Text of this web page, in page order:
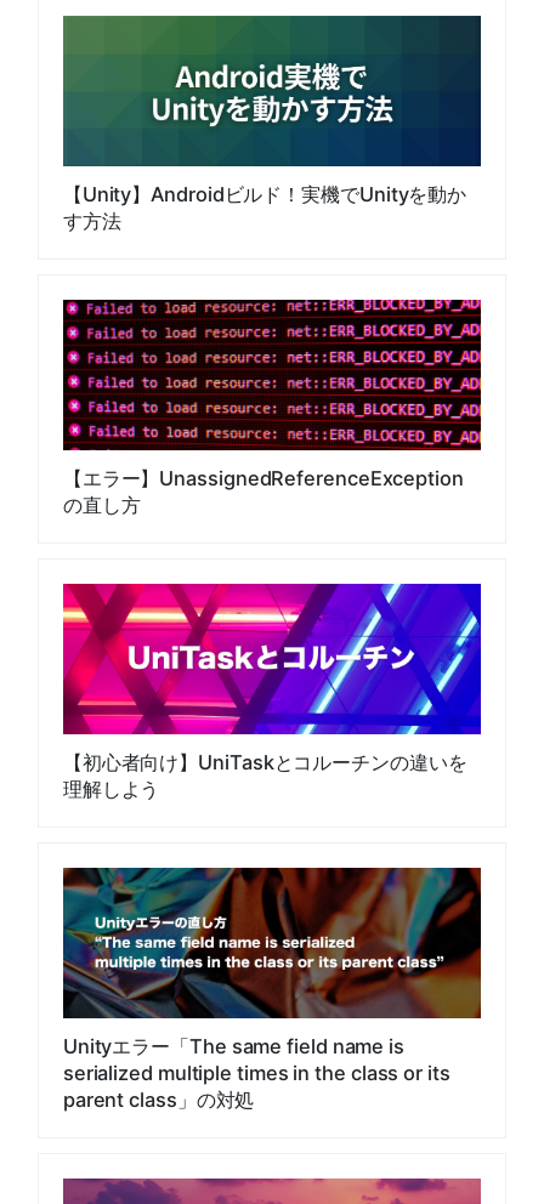
【Unity】Androidビルド！実機でUnityを動か
す方法
【エラー】UnassignedReferenceException
の直し方
【初心者向け】UniTaskとコルーチンの違いを
理解しよう
Unityエラー「The same field name is
serialized multiple times in the class or its
parent class」の対処